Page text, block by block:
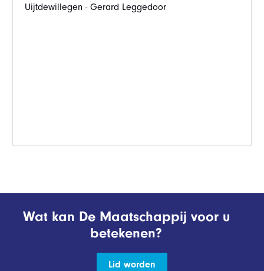
Uijtdewillegen - Gerard Leggedoor
Wat kan De Maatschappij voor u
betekenen?
Lid worden